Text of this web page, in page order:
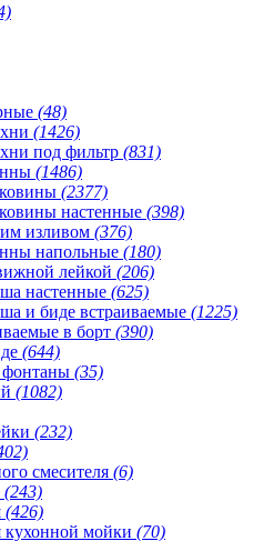
(48)
(1426)
под фильтр (831)
(1486)
(2377)
настенные (398)
изливом (376)
напольные (180)
лейкой (206)
настенные (625)
и биде встраиваемые (1225)
в борт (390)
(644)
(35)
(1082)
(232)
смесителя (6)
(243)
(426)
кухонной мойки (70)